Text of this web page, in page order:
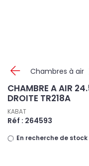
Chambres à air
CHAMBRE A AIR
DROITE TR218A
KABAT
Réf : 264593
En recherche de